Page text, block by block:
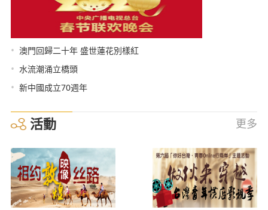
• 澳門回歸二十年 盛世蓮花別樣紅
• 水流潮涌立橋頭
• 新中國成立70週年
活動 更多